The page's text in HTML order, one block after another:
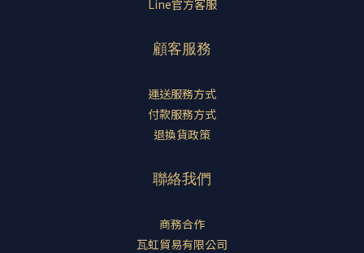
Line官方客服
顧客服務
運送服務方式
付款服務方式
退換貨政策
聯絡我們
商務合作
瓦虹貿易有限公司